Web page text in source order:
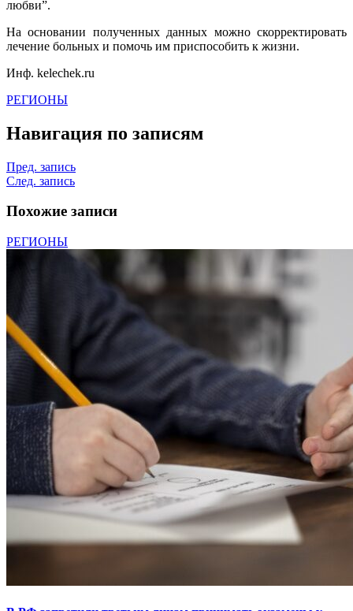
любви”.
На основании полученных данных можно скорректировать
лечение больных и помочь им приспособить к жизни.
Инф. kelechek.ru
РЕГИОНЫ
Навигация по записям
Пред. запись
След. запись
Похожие записи
РЕГИОНЫ